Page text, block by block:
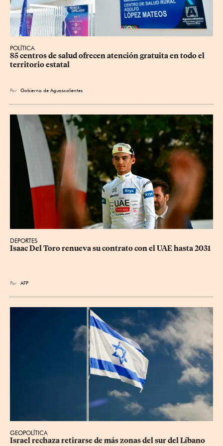
POLÍTICA
85 centros de salud ofrecen atención gratuita en todo el
territorio estatal
Por Gobierno de Aguascalientes
DEPORTES
Isaac Del Toro renueva su contrato con el UAE hasta 2031
Por AFP
GEOPOLÍTICA
Israel rechaza retirarse de más zonas del sur del Líbano